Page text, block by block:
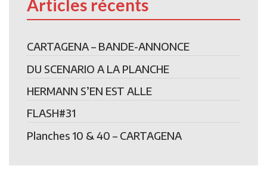
Articles récents
CARTAGENA – BANDE-ANNONCE
DU SCENARIO A LA PLANCHE
HERMANN S’EN EST ALLE
FLASH#31
Planches 10 & 40 – CARTAGENA